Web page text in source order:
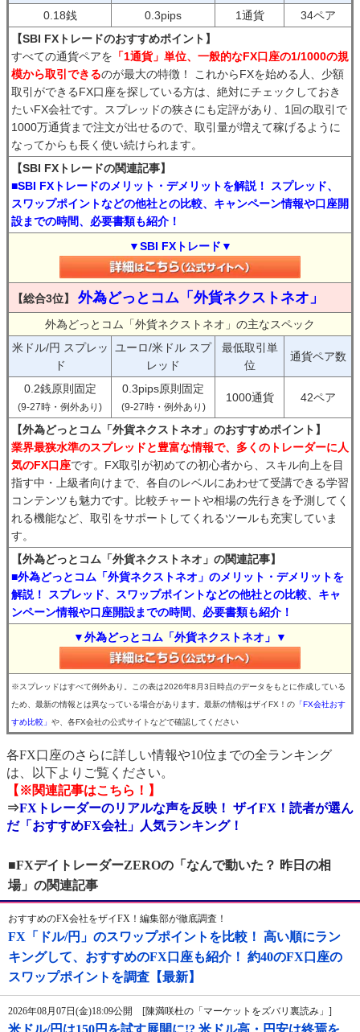
0.18銭 0.3pips 1通貨
34ペア
【SBI FXトレードのおすすめポイント】
すべての通貨ペアを 「1通貨」単位、一般的なFX口座の1/1000の規
模から取引できるのが最大の特徴！ これからFXを始める人、少額
取引ができるFX口座を探している方は、絶対にチェックしておき
たいFX会社です。スプレッドの狭さにも定評があり、1回の取引で
1000万通貨まで注文が出せるので、取引量が増えて稼げるように
なってからも長く使い続けられます。
【SBI FXトレードの関連記事】
■SBI FXトレードのメリット・デメリットを解説！ スプレッド、
スワップポイントなどの他社との比較、キャンペーン情報や口座開
設までの時間、必要書類も紹介！
▼SBI FXトレード▼
【総合3位】 外為どっとコム「外貨ネクストネオ」
外為どっとコム「外貨ネクストネオ」の主なスペック
米ドル/円 スプレッ
ド
ユーロ/米ドル スプ
レッド
最低取引単
位
通貨ペア数
0.2銭原則固定
(9-27時・例外あり)
0.3pips原則固定
(9-27時・例外あり)
1000通貨 42ペア
【外為どっとコム「外貨ネクストネオ」のおすすめポイント】
業界最狭水準のスプレッドと豊富な情報で、多くのトレーダーに人
気のFX口座です。FX取引が初めての初心者から、スキル向上を目
指す中・上級者向けまで、各自のレベルにあわせて受講できる学習
コンテンツも魅力です。比較チャートや相場の先行きを予測してく
れる機能など、取引をサポートしてくれるツールも充実していま
す。
【外為どっとコム「外貨ネクストネオ」の関連記事】
■外為どっとコム「外貨ネクストネオ」のメリット・デメリットを
解説！ スプレッド、スワップポイントなどの他社との比較、キャ
ンペーン情報や口座開設までの時間、必要書類も紹介！
▼外為どっとコム「外貨ネクストネオ」▼
※スプレッドはすべて例外あり。この表は2026年8月3日時点のデータをもとに作成している
ため、最新の情報とは異なっている場合があります。最新の情報はザイFX！の 「FX会社おす
すめ比較」 や、各FX会社の公式サイトなどで確認してください
各FX口座のさらに詳しい情報や10位までの全ランキング
は、以下よりご覧ください。
【※関連記事はこちら！】
⇒FXトレーダーのリアルな声を反映！ ザイFX！読者が選ん
だ「おすすめFX会社」人気ランキング！
■FXデイトレーダーZEROの「なんで動いた？ 昨日の相
場」の関連記事
おすすめのFX会社をザイFX！編集部が徹底調査！
FX「ドル/円」のスワップポイントを比較！ 高い順にラン
キングして、おすすめのFX口座も紹介！ 約40のFX口座の
スワップポイントを調査【最新】
2026年08月07日(金)18:09公開 [陳満咲杜の「マーケットをズバリ裏読み」]
米ドル/円は150円を試す展開に!? 米ドル高・円安は終焉を